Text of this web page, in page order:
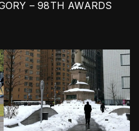
– 98TH AWARDS